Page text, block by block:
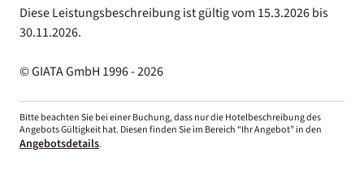
Diese Leistungsbeschreibung ist gültig vom 15.3.2026 bis
30.11.2026.
© GIATA GmbH 1996 - 2026
Bitte beachten Sie bei einer Buchung, dass nur die Hotelbeschreibung des
Angebots Gültigkeit hat. Diesen finden Sie im Bereich “Ihr Angebot” in den
Angebotsdetails.